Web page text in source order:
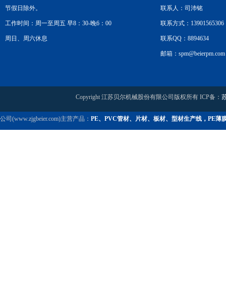
节假日除外。
工作时间：周一至周五 早8：30-晚6：00
周日、周六休息
联系人：司沛铭
联系方式：13901565306
联系QQ：8894634
邮箱：spm@beierpm.com
Copyright 江苏贝尔机械股份有限公司版权所有 ICP备：
公司(www.zjgbeier.com)主营产品： PE、PVC管材、片材、板材、型材生产线，PE薄